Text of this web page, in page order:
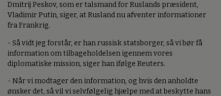
Dmitrij Peskov, som er talsmand for Ruslands præsident,
Vladimir Putin, siger, at Rusland nu afventer informationer
fra Frankrig.
- Så vidt jeg forstår, er han russisk statsborger, så vi bør få
information om tilbageholdelsen igennem vores
diplomatiske mission, siger han ifølge Reuters.
- Når vi modtager den information, og hvis den anholdte
ønsker det, så vil vi selvfølgelig hjælpe med at beskytte hans